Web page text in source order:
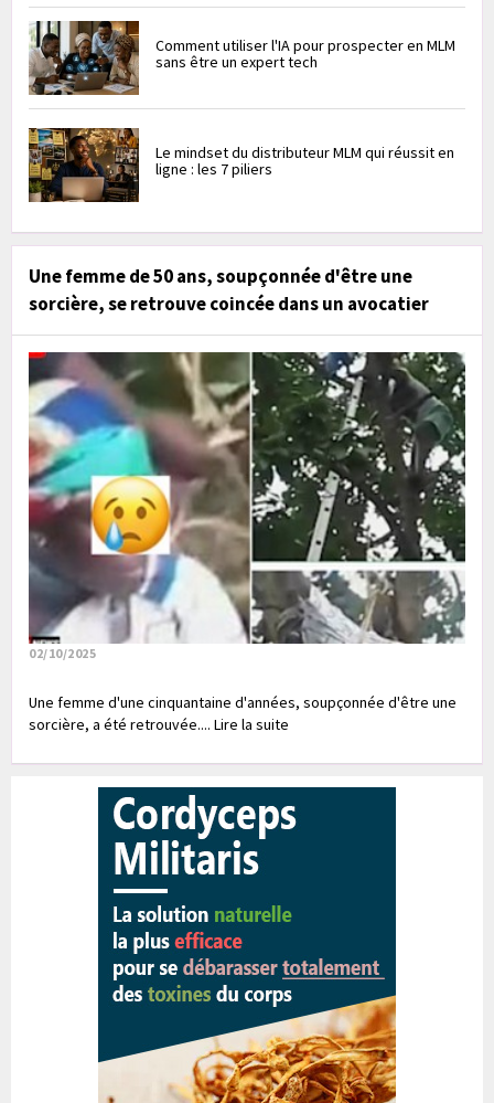
Comment utiliser l'IA pour prospecter en MLM
sans être un expert tech
Le mindset du distributeur MLM qui réussit en
ligne : les 7 piliers
Une femme de 50 ans, soupçonnée d'être une
sorcière, se retrouve coincée dans un avocatier
02/10/2025
Une femme d'une cinquantaine d'années, soupçonnée d'être une
sorcière, a été retrouvée.... Lire la suite